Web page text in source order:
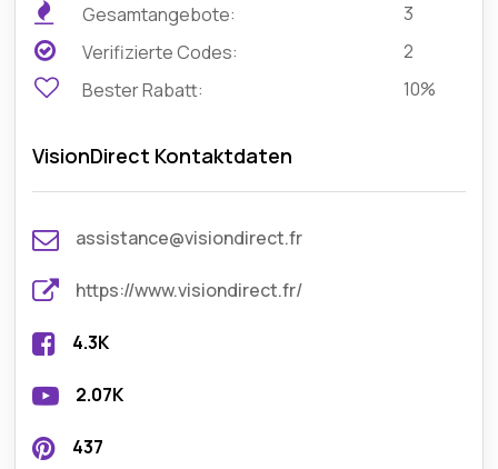
Gesamtangebote:
3
Verifizierte Codes:
2
Bester Rabatt:
10%
VisionDirect Kontaktdaten
assistance@visiondirect.fr
https://www.visiondirect.fr/
4.3K
2.07K
437